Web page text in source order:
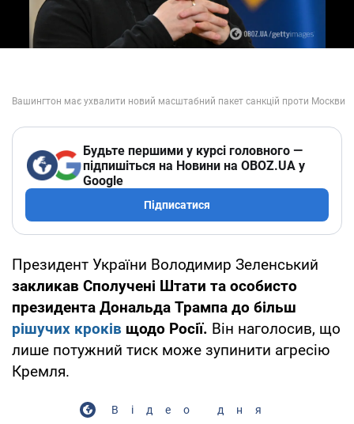
Будьте першими у курсі головного —
підпишіться на Новини на OBOZ.UA у
Google
Підписатися
Президент України Володимир Зеленський
закликав Сполучені Штати та особисто
президента Дональда Трампа до більш
рішучих кроків щодо Росії. Він наголосив, що
лише потужний тиск може зупинити агресію
Кремля.
Відео дня